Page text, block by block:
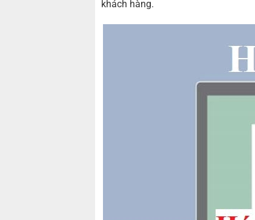
khách hàng.